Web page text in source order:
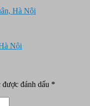
Hà Nội
Nội
đánh dấu *